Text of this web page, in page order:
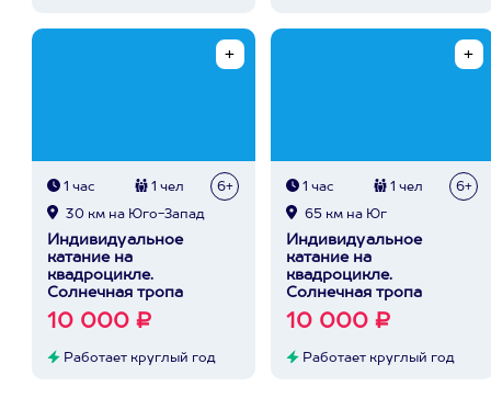
1 час 1 чел 6+
30 км на Юго-Запад
Индивидуальное
катание на
квадроцикле.
Солнечная тропа
10 000 ₽
Работает круглый год
1 час 1 чел 6+
65 км на Юг
Индивидуальное
катание на
квадроцикле.
Солнечная тропа
10 000 ₽
Работает круглый год